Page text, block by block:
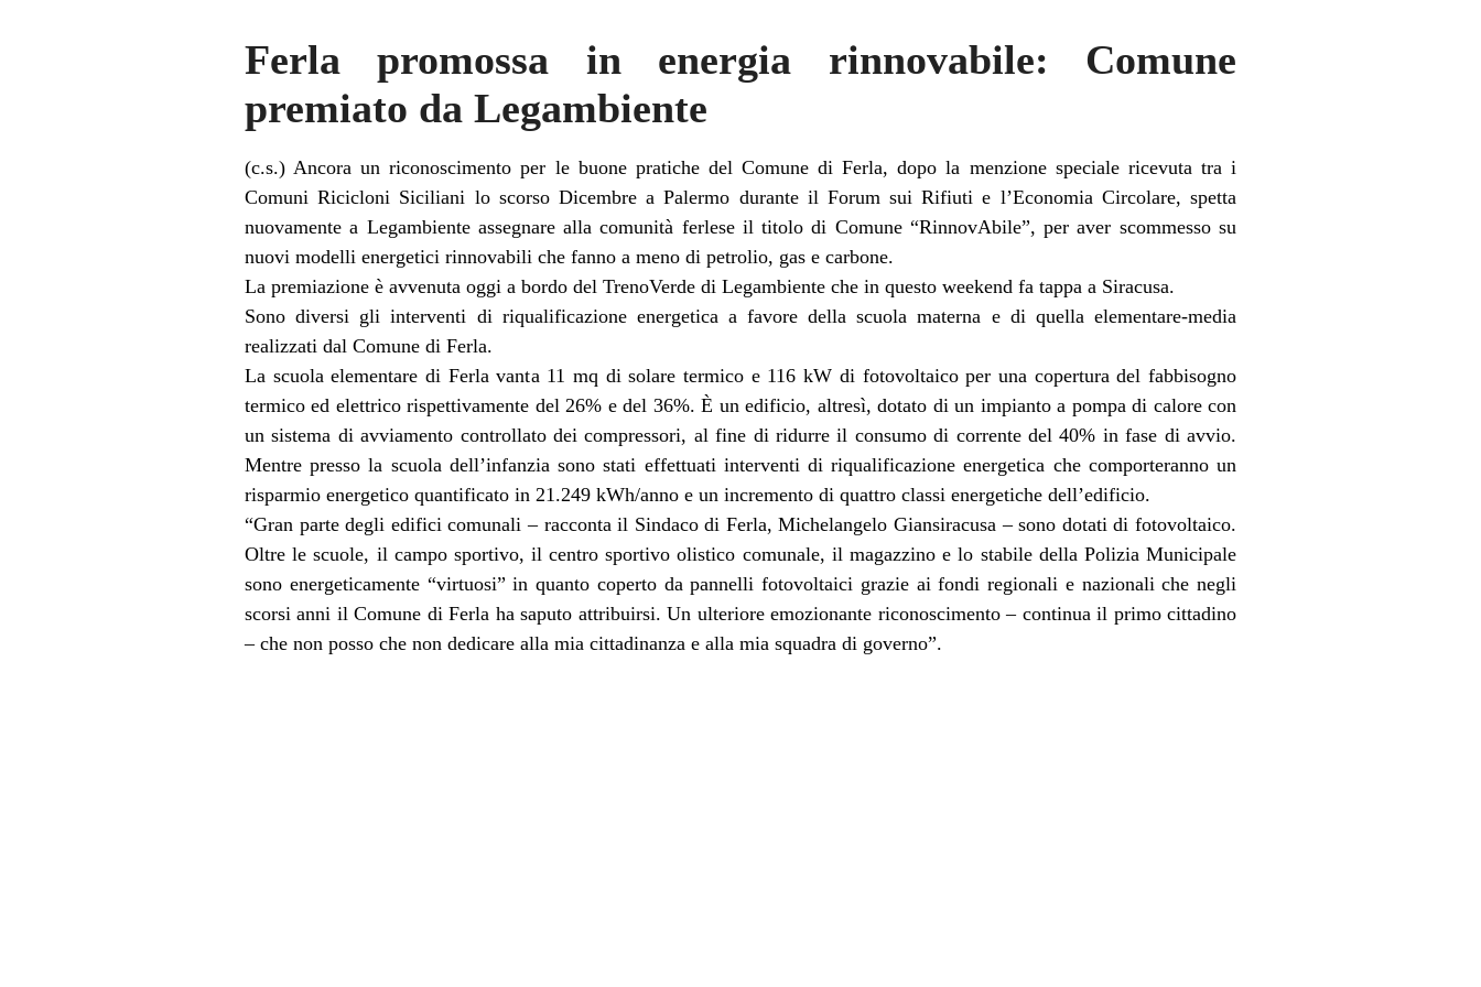
Ferla promossa in energia rinnovabile: Comune
premiato da Legambiente
(c.s.) Ancora un riconoscimento per le buone pratiche del Comune di Ferla, dopo la menzione speciale ricevuta tra i
Comuni Ricicloni Siciliani lo scorso Dicembre a Palermo durante il Forum sui Rifiuti e l’Economia Circolare, spetta
nuovamente a Legambiente assegnare alla comunità ferlese il titolo di Comune “RinnovAbile”, per aver scommesso su
nuovi modelli energetici rinnovabili che fanno a meno di petrolio, gas e carbone.
La premiazione è avvenuta oggi a bordo del TrenoVerde di Legambiente che in questo weekend fa tappa a Siracusa.
​Sono diversi gli interventi di riqualificazione energetica a favore della scuola materna e di quella elementare-media
realizzati dal Comune di Ferla.
La scuola elementare di Ferla vanta 11 mq di solare termico e 116 kW di fotovoltaico per una copertura del fabbisogno
termico ed elettrico rispettivamente del 26% e del 36%. È un edificio, altresì, dotato di un impianto a pompa di calore con
un sistema di avviamento controllato dei compressori, al fine di ridurre il consumo di corrente del 40% in fase di avvio.
Mentre presso la scuola dell’infanzia sono stati effettuati interventi di riqualificazione energetica che comporteranno un
risparmio energetico quantificato in 21.249 kWh/anno e un incremento di quattro classi energetiche dell’edificio.
“Gran parte degli edifici comunali – racconta il Sindaco di Ferla, Michelangelo Giansiracusa – sono dotati di fotovoltaico.
Oltre le scuole, il campo sportivo, il centro sportivo olistico comunale, il magazzino e lo stabile della Polizia Municipale
sono energeticamente “virtuosi” in quanto coperto da pannelli fotovoltaici grazie ai fondi regionali e nazionali che negli
scorsi anni il Comune di Ferla ha saputo attribuirsi. Un ulteriore emozionante riconoscimento – continua il primo cittadino
– che non posso che non dedicare alla mia cittadinanza e alla mia squadra di governo”.